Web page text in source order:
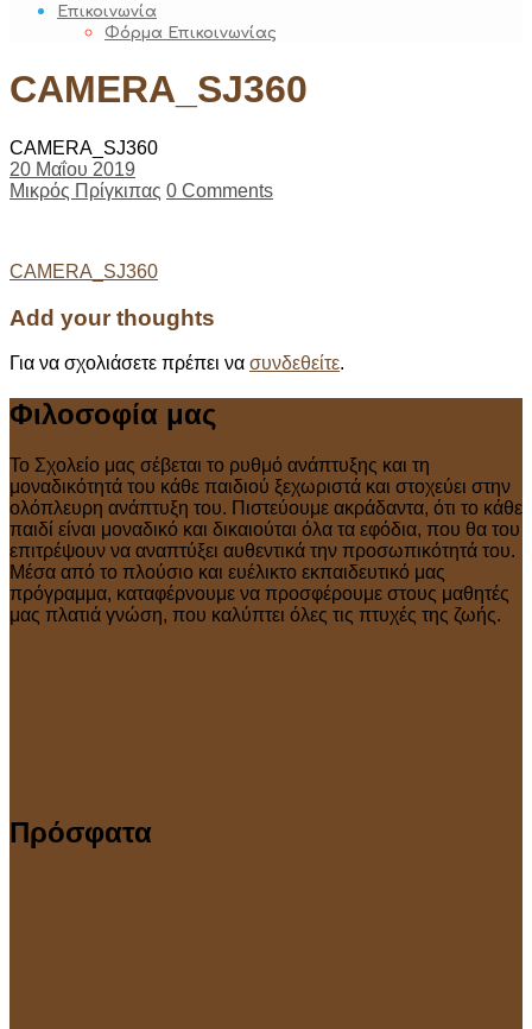
Επικοινωνία
Φόρμα Επικοινωνίας
CAMERA_SJ360
CAMERA_SJ360
20 Μαΐου 2019
Μικρός Πρίγκιπας 0 Comments
Post
navigation
CAMERA_SJ360
Add your thoughts
Για να σχολιάσετε πρέπει να συνδεθείτε.
Φιλοσοφία μας
Το Σχολείο μας σέβεται το ρυθμό ανάπτυξης και τη
μοναδικότητά του κάθε παιδιού ξεχωριστά και στοχεύει στην
ολόπλευρη ανάπτυξη του. Πιστεύουμε ακράδαντα, ότι το κάθε
παιδί είναι μοναδικό και δικαιούται όλα τα εφόδια, που θα του
επιτρέψουν να αναπτύξει αυθεντικά την προσωπικότητά του.
Μέσα από το πλούσιο και ευέλικτο εκπαιδευτικό μας
πρόγραμμα, καταφέρνουμε να προσφέρουμε στους μαθητές
μας πλατιά γνώση, που καλύπτει όλες τις πτυχές της ζωής.
Πρόσφατα